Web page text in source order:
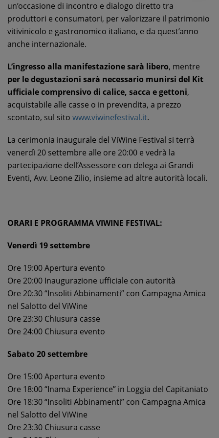
un’occasione di incontro e dialogo diretto tra
produttori e consumatori, per valorizzare il patrimonio
vitivinicolo e gastronomico italiano, e da quest’anno
anche internazionale.
L’ingresso alla manifestazione sarà libero, mentre
per le degustazioni sarà necessario munirsi del Kit
ufficiale comprensivo di calice, sacca e gettoni,
acquistabile alle casse o in prevendita, a prezzo
scontato, sul sito www.viwinefestival.it.
La cerimonia inaugurale del ViWine Festival si terrà
venerdì 20 settembre alle ore 20:00 e vedrà la
partecipazione dell’Assessore con delega ai Grandi
Eventi, Avv. Leone Zilio, insieme ad altre autorità locali.
ORARI E PROGRAMMA VIWINE FESTIVAL:
Venerdì 19 settembre
Ore 19:00 Apertura evento
Ore 20:00 Inaugurazione ufficiale con autorità
Ore 20:30 “Insoliti Abbinamenti” con Campagna Amica
nel Salotto del ViWine
Ore 23:30 Chiusura casse
Ore 24:00 Chiusura evento
Sabato 20 settembre
Ore 15:00 Apertura evento
Ore 18:00 “Inama Experience” in Loggia del Capitaniato
Ore 18:30 “Insoliti Abbinamenti” con Campagna Amica
nel Salotto del ViWine
Ore 23:30 Chiusura casse